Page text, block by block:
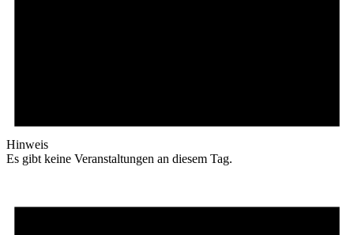
Hinweis
Es gibt keine Veranstaltungen an diesem Tag.